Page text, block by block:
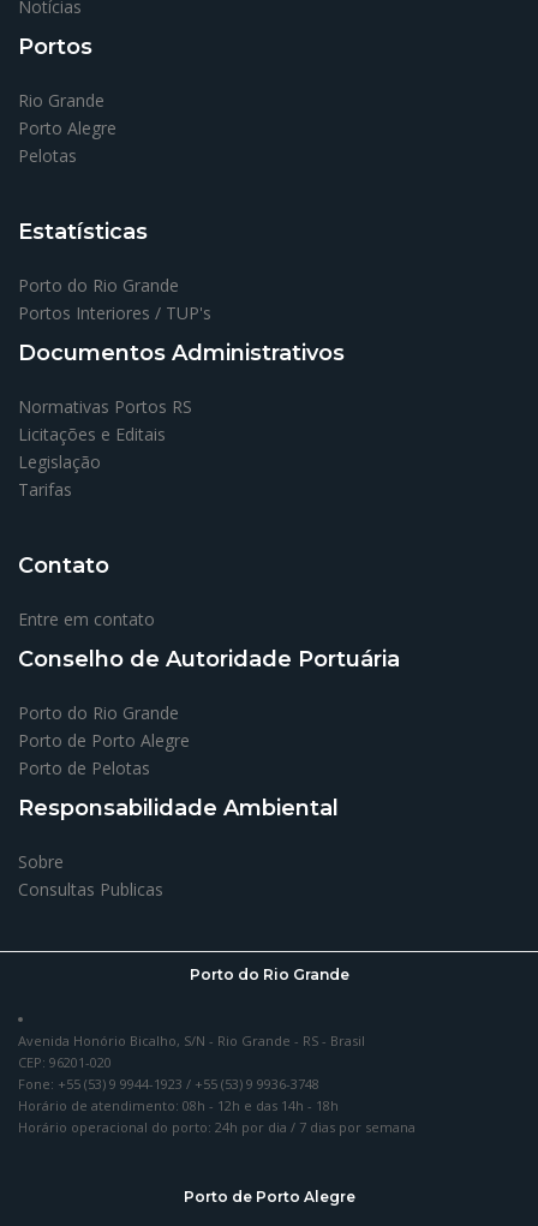
Notícias
Portos
Rio Grande
Porto Alegre
Pelotas
Estatísticas
Porto do Rio Grande
Portos Interiores / TUP's
Documentos Administrativos
Normativas Portos RS
Licitações e Editais
Legislação
Tarifas
Contato
Entre em contato
Conselho de Autoridade Portuária
Porto do Rio Grande
Porto de Porto Alegre
Porto de Pelotas
Responsabilidade Ambiental
Sobre
Consultas Publicas
Porto do Rio Grande
Avenida Honório Bicalho, S/N - Rio Grande - RS - Brasil
CEP: 96201-020
Fone: +55 (53) 9 9944-1923 / +55 (53) 9 9936-3748
Horário de atendimento: 08h - 12h e das 14h - 18h
Horário operacional do porto: 24h por dia / 7 dias por semana
Porto de Porto Alegre